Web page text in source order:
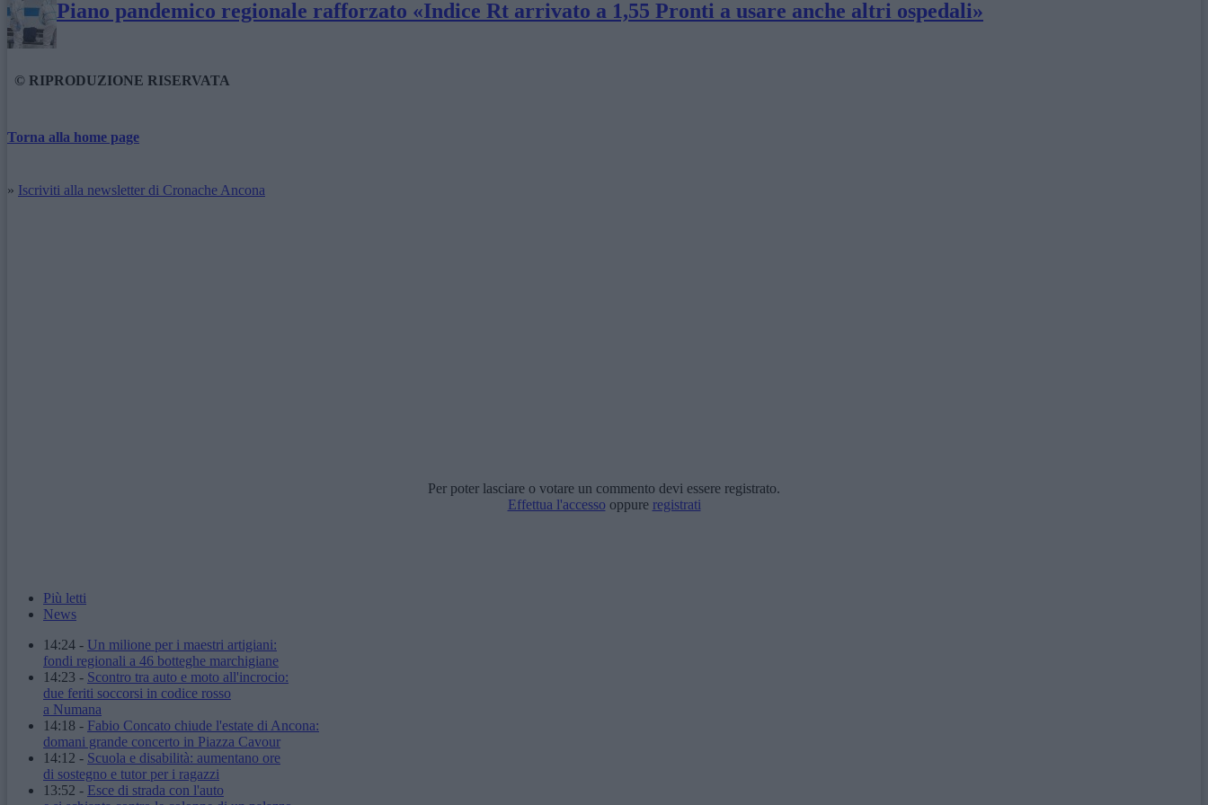
Piano pandemico regionale rafforzato «Indice Rt arrivato a 1,55 Pronti a usare anche altri ospedali»
© RIPRODUZIONE RISERVATA
Torna alla home page
» Iscriviti alla newsletter di Cronache Ancona
Per poter lasciare o votare un commento devi essere registrato.
Effettua l'accesso oppure registrati
Più letti
News
14:24 - Un milione per i maestri artigiani:
fondi regionali a 46 botteghe marchigiane
14:23 - Scontro tra auto e moto all'incrocio:
due feriti soccorsi in codice rosso
a Numana
14:18 - Fabio Concato chiude l'estate di Ancona:
domani grande concerto in Piazza Cavour
14:12 - Scuola e disabilità: aumentano ore
di sostegno e tutor per i ragazzi
13:52 - Esce di strada con l'auto